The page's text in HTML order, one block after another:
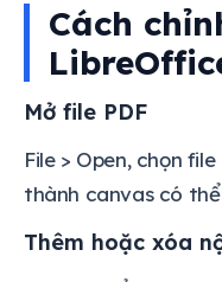
Cách
Mở file PDF
File > Open, chọn
thành canvas có thể
Thêm hoặc xóa